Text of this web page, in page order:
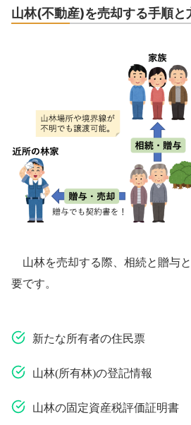
山林(不動産)を売却する手順と
山林を売却する際、相続と贈与
要です。
新たな所有者の住民票
山林(所有林)の登記情報
山林の固定資産税評価証明書